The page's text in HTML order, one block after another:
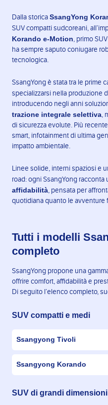
Dalla storica SsangYong
SUV compatti sudcoreani,
Korando e-Motion, primo
ha sempre saputo coniugare
tecnologica.
SsangYong è stata tra le prime
specializzarsi nella produzione
introducendo negli anni
trazione integrale selettiva,
di sicurezza evolute. Più
smart, infotainment di ultima
impatto ambientale.
Linee solide, interni spaziosi e
road: ogni SsangYong racconta
affidabilità, pensata per
quotidiana quanto le avventure
Tutti i modelli
completo
SsangYong propone una
offrire comfort, affidabilità e
Di seguito l’elenco completo,
SUV compatti e medi
Ssangyong Tivoli
Ssangyong Korando
SUV di grandi